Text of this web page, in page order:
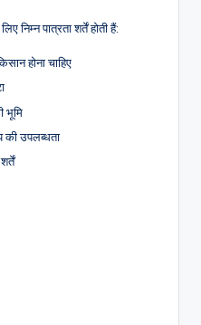
पात्रता शर्तें होती हैं:
होना चाहिए
भूमि
उपलब्धता